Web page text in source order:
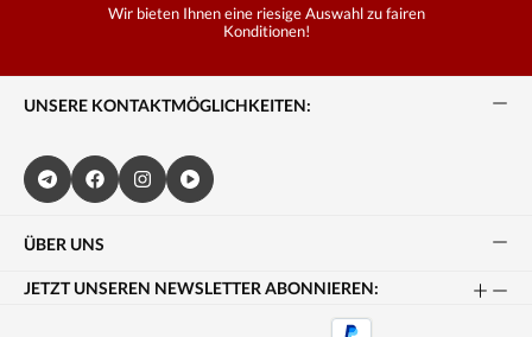
Wir bieten Ihnen eine riesige Auswahl zu fairen
Konditionen!
UNSERE KONTAKTMÖGLICHKEITEN:
ÜBER UNS
JETZT UNSEREN NEWSLETTER ABONNIEREN: